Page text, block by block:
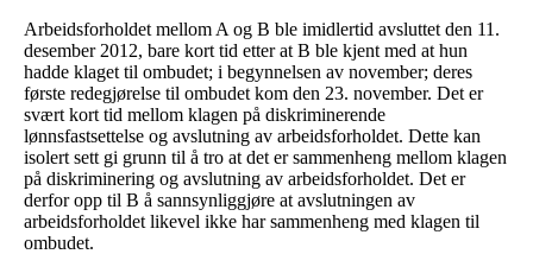
Arbeidsforholdet mellom A og B ble imidlertid avsluttet den 11.
desember 2012, bare kort tid etter at B ble kjent med at hun
hadde klaget til ombudet; i begynnelsen av november; deres
første redegjørelse til ombudet kom den 23. november. Det er
svært kort tid mellom klagen på diskriminerende
lønnsfastsettelse og avslutning av arbeidsforholdet. Dette kan
isolert sett gi grunn til å tro at det er sammenheng mellom klagen
på diskriminering og avslutning av arbeidsforholdet. Det er
derfor opp til B å sannsynliggjøre at avslutningen av
arbeidsforholdet likevel ikke har sammenheng med klagen til
ombudet.